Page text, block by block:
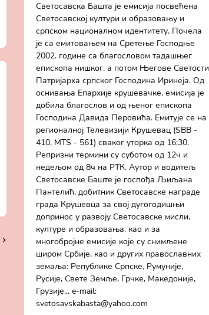
Светосавска Башта је емисија посвећена
Светосавској култури и образовању и
српском националном идентитету. Почела
је са емитовањем на Сретење Господње
2002. године са благословом тадашњег
епископа нишког, а потом Његове Светости
Патријарха српског Господина Иринеја. Од
оснивања Епархије крушевачке, емисија је
добила благослов и од њеног епископа
Господина Давида Перовића. Емитује се на
регионалној Телевизији Крушевац (SBB -
410, MTS - 561) сваког уторка од 16:30.
Репризни термини су суботом од 12ч и
недељом од 8ч на РТК. Аутор и водитељ
Светосавске Баште је госпођа Љиљана
Пантелић, добитник Светосавске награде
града Крушевца за свој дугогодишњи
допринос у развоју Светосавске мисли,
културе и образовања, као и за
многобројне емисије које су снимљене
широм Србије, као и других православних
земаља: Републике Српске, Румуније,
Русије, Свете Земље, Грчке, Македоније,
Грузије... e-mail:
svetosavskabasta@yahoo.com